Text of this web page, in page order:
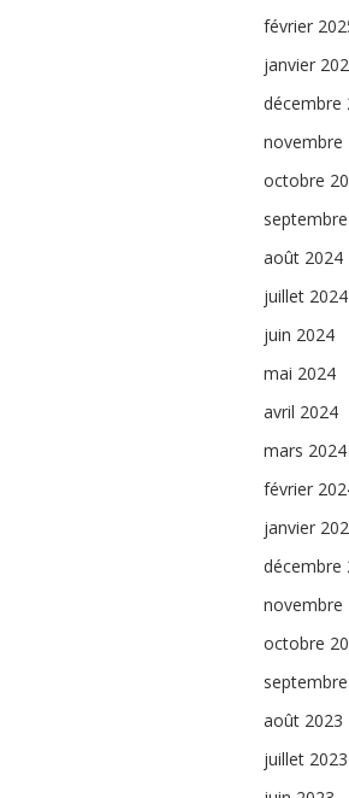
février
janvier
décembre
novembre
octobre
août 2024
juillet 2024
juin 2024
mai 2024
avril 2024
mars 2024
février
janvier
décembre
novembre
octobre
août 2023
juillet 2023